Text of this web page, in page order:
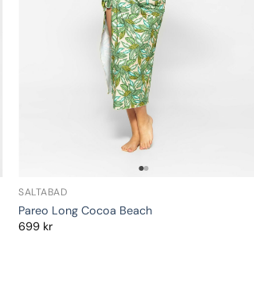
SALTABAD
Pareo Long Cocoa Beach
699 kr